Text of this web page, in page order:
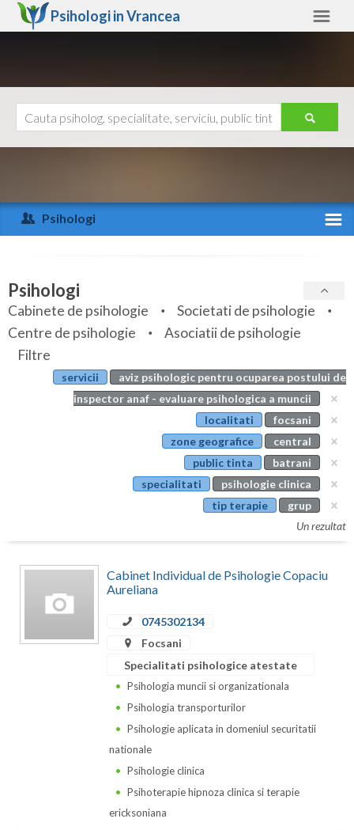
Psihologi inVrancea
Arad
Arges
Bihor
Bistrita-Nasaud
Botosani
Constanta
Covasna
Ajutor
Psihologi
Specialitati
Servicii
Articole
Evenimente
Psihologi
Cabinete de psihologie
Societati de psihologie
Centre de psihologie
Asociatii de psihologie
Filtre
servicii
aviz psihologic pentru ocuparea postului de
inspector anaf - evaluare psihologica a muncii
localitati
focsani
zone geografice
central
public tinta
batrani
specialitati
psihologie clinica
tip terapie
grup
Un rezultat
Cabinet Individual de Psihologie Copaciu
Aureliana
0745302134
Focsani
Specialitati psihologice atestate
Psihologia muncii si organizationala
Psihologia transporturilor
Psihologie aplicata in domeniul securitatii
nationale
Psihologie clinica
Psihoterapie hipnoza clinica si terapie
ericksoniana